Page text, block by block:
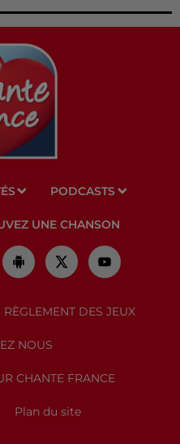
PODCASTS
UNE CHANSON
RÈGLEMENT DES JEUX
NOUS
CHANTE FRANCE
Plan du site